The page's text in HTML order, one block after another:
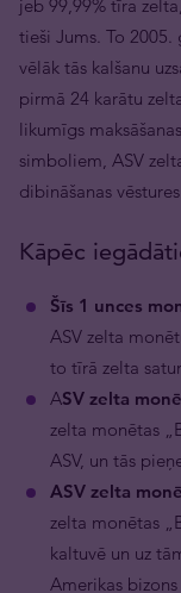
jeb 99,99% tīra
tieši Jums. To
vēlāk tās kalšanu
pirmā 24 karātu
likumīgs
simboliem, ASV
dibināšanas
Kāpēc
Šīs 1 unces
ASV zelta
to tīrā zelta
ASV zelta
zelta monētas
ASV, un tās
ASV zelta
zelta monētas
kaltuvē un uz
Amerikas